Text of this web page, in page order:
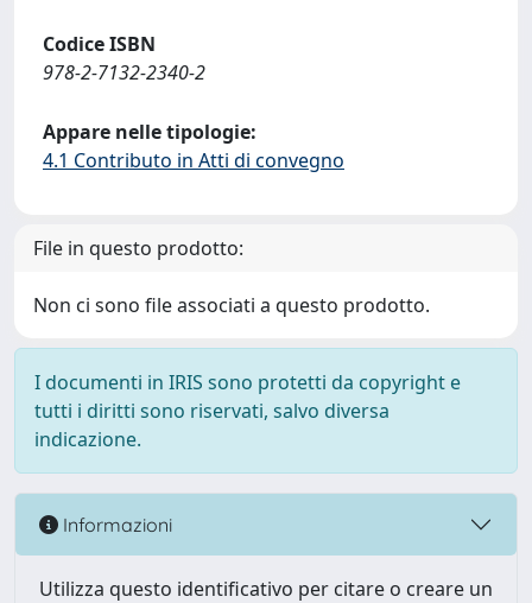
Codice ISBN
978-2-7132-2340-2
Appare nelle tipologie:
4.1 Contributo in Atti di convegno
File in questo prodotto:
Non ci sono file associati a questo prodotto.
I documenti in IRIS sono protetti da copyright e
tutti i diritti sono riservati, salvo diversa
indicazione.
Informazioni
Utilizza questo identificativo per citare o creare un